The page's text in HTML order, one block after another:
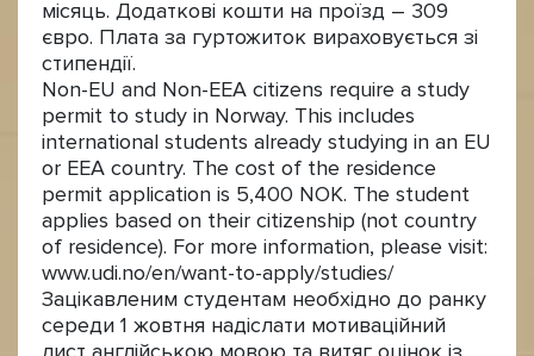
місяць. Додаткові кошти на проїзд – 309
євро. Плата за гуртожиток вираховується зі
стипендії.
Non-EU and Non-EEA citizens require a study
permit to study in Norway. This includes
international students already studying in an EU
or EEA country. The cost of the residence
permit application is 5,400 NOK. The student
applies based on their citizenship (not country
of residence). For more information, please visit:
www.udi.no/en/want-to-apply/studies/
Зацікавленим студентам необхідно до ранку
середи 1 жовтня надіслати мотиваційний